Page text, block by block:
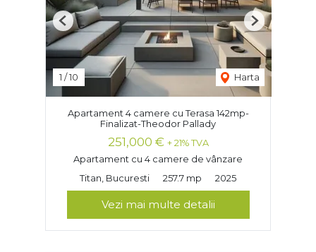
1 /10 Harta
Previous Next
Apartament 4 camere cu Terasa 142mp-
Finalizat-Theodor Pallady
251,000 € + 21% TVA
Apartament cu 4 camere de vânzare
Titan, Bucuresti
257.7 mp 2025
Vezi mai multe detalii